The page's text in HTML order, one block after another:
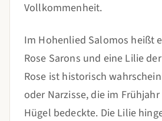
Vollkommenheit.
Im Hohenlied Salomos heißt
Rose Sarons und eine Lilie
Rose ist historisch
oder Narzisse, die im
Hügel bedeckte. Die Lilie